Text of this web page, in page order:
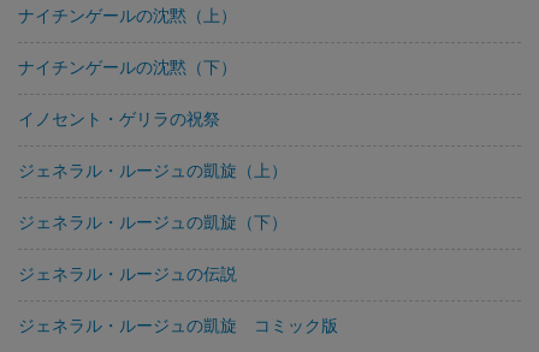
ナイチンゲールの沈黙（上）
ナイチンゲールの沈黙（下）
イノセント・ゲリラの祝祭
ジェネラル・ルージュの凱旋（上）
ジェネラル・ルージュの凱旋（下）
ジェネラル・ルージュの伝説
ジェネラル・ルージュの凱旋 コミック版